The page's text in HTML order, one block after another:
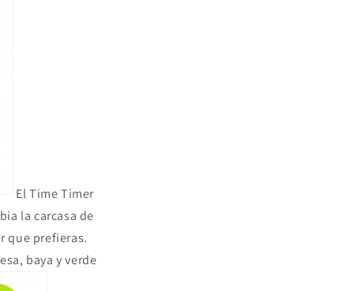
El Time Timer
la carcasa de
que prefieras.
baya y verde